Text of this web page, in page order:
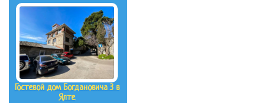
Гостевой дом Богдановича 3 в
Ялте